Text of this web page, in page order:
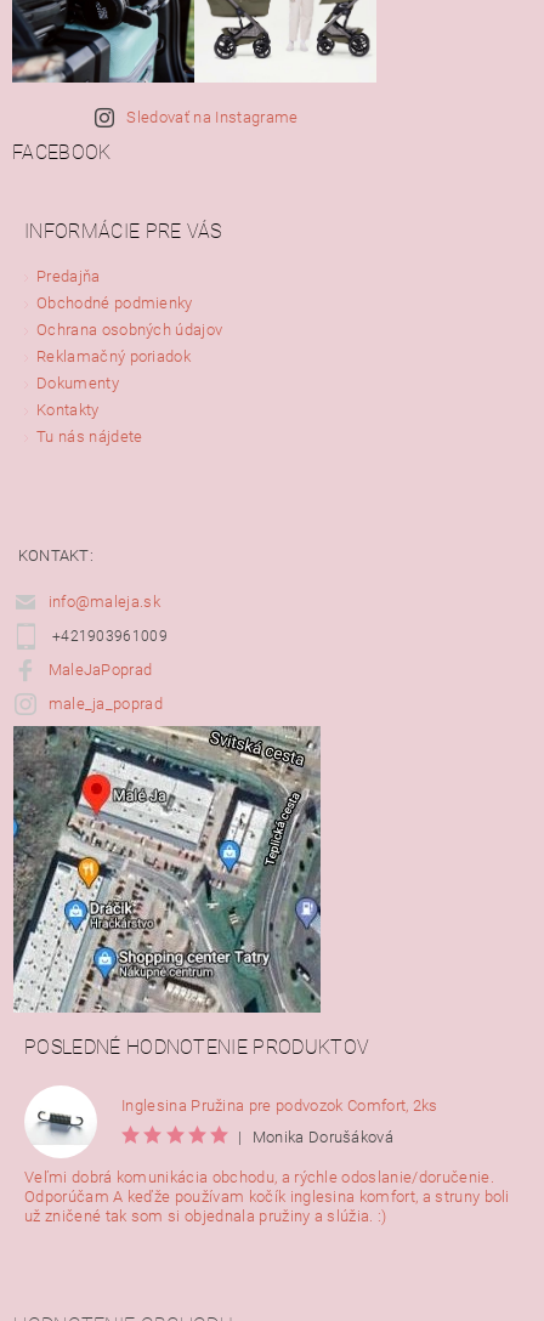
Sledovať na Instagrame
FACEBOOK
INFORMÁCIE PRE VÁS
Predajňa
Obchodné podmienky
Ochrana osobných údajov
Reklamačný poriadok
Dokumenty
Kontakty
Tu nás nájdete
KONTAKT:
info@maleja.sk
+421903961009
MaleJaPoprad
male_ja_poprad
POSLEDNÉ HODNOTENIE PRODUKTOV
Inglesina Pružina pre podvozok Comfort, 2ks
|
Monika Dorušáková
Veľmi dobrá komunikácia obchodu, a rýchle odoslanie/doručenie.
Odporúčam A keďže používam kočík inglesina komfort, a struny boli
už zničené tak som si objednala pružiny a slúžia. :)